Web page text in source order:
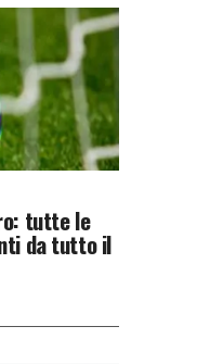
tutte le
da tutto il